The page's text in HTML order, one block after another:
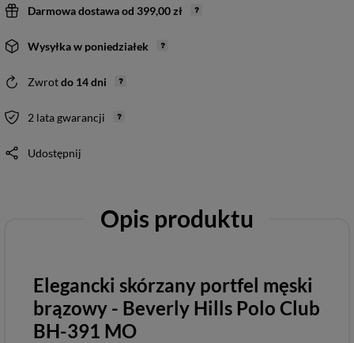
Darmowa dostawaod 399,00 zł
Wysyłkaw poniedziałek
Zwrotdo 14dni
2 lata gwarancji
Udostępnij
Opis produktu
Elegancki skórzany portfel męski
brązowy - Beverly Hills Polo Club
BH-391 MO